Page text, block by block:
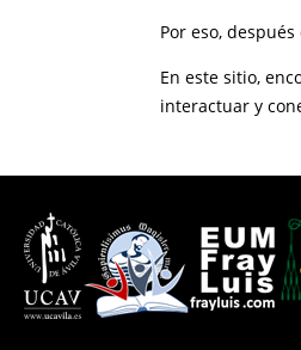
Por eso,
En este sitio,
interactuar y